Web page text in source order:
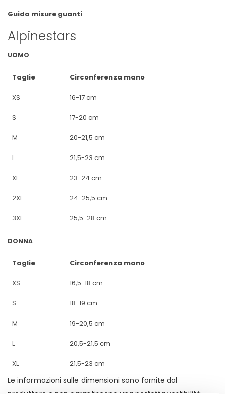
Guida misure guanti
Alpinestars
UOMO
Taglie Circonferenza mano
XS 16-17 cm
S 17-20 cm
M 20-21,5 cm
L 21,5-23 cm
XL 23-24 cm
2XL 24-25,5 cm
3XL 25,5-28 cm
DONNA
Taglie Circonferenza mano
XS 16,5-18 cm
S 18-19 cm
M 19-20,5 cm
L 20,5-21,5 cm
XL 21,5-23 cm
Le informazioni sulle dimensioni sono fornite dal